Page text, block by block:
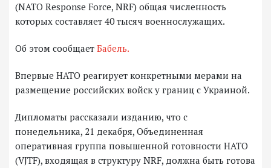
(NATO Response Force, NRF) общая численность
которых составляет 40 тысяч военнослужащих.
Об этом сообщает Бабель.
Впервые НАТО реагирует конкретными мерами на
размещение российских войск у границ с Украиной.
Дипломаты рассказали изданию, что с
понедельника, 21 декабря, Объединенная
оперативная группа повышенной готовности НАТО
(VJTF), входящая в структуру NRF, должна быть готова